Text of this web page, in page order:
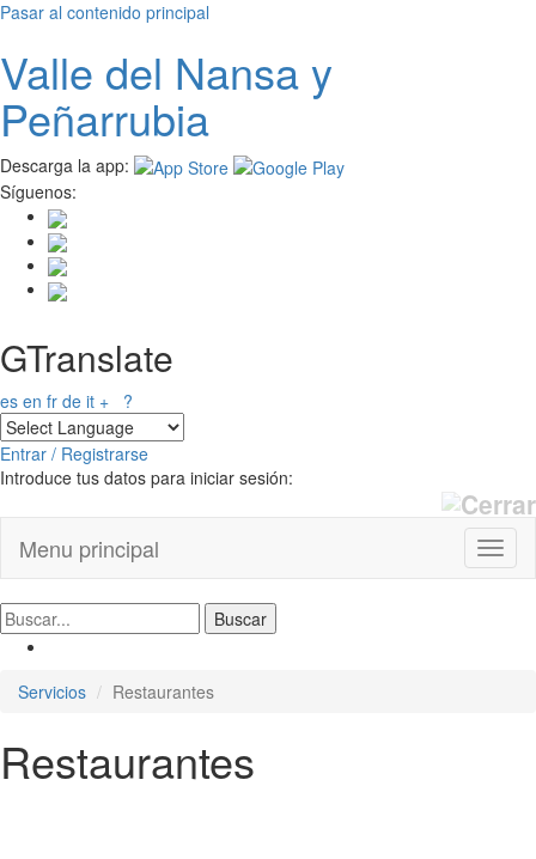
Pasar al contenido principal
Valle del Nansay
Peñarrubia
Descarga la app:
Síguenos:
GTranslate
es en fr de it + ?
Entrar / Registrarse
Introduce tus datos para iniciar sesión:
Menu principal
Servicios Restaurantes
Restaurantes